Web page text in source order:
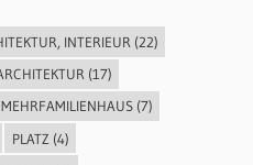
INTERIEUR (22)
(17)
MEHRFAMILIENHAUS(7)
PLATZ (4)